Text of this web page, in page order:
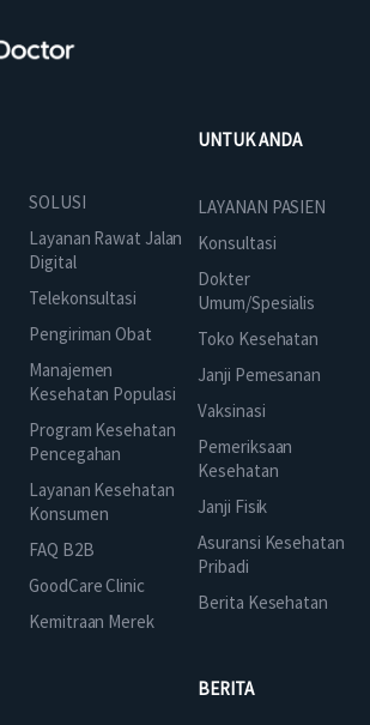
SOLUSI
Layanan Rawat Jalan
Digital
Telekonsultasi
Pengiriman Obat
Manajemen
Kesehatan Populasi
Program Kesehatan
Pencegahan
Layanan Kesehatan
Konsumen
FAQ B2B
GoodCare Clinic
Kemitraan Merek
UNTUK ANDA
LAYANAN PASIEN
Konsultasi
Dokter
Umum/Spesialis
Toko Kesehatan
Janji Pemesanan
Vaksinasi
Pemeriksaan
Kesehatan
Janji Fisik
Asuransi Kesehatan
Pribadi
Berita Kesehatan
BERITA